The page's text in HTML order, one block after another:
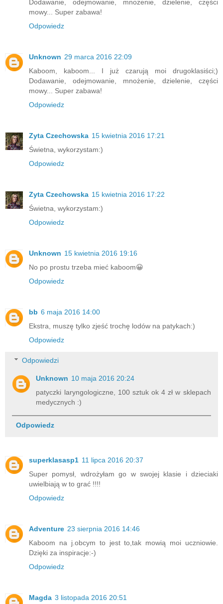
Dodawanie, odejmowanie, mnożenie, dzielenie, części
mowy... Super zabawa!
Odpowiedz
Unknown 29 marca 2016 22:09
Kaboom, kaboom... I już czarują moi drugoklasiści;)
Dodawanie, odejmowanie, mnożenie, dzielenie, części
mowy... Super zabawa!
Odpowiedz
Zyta Czechowska 15 kwietnia 2016 17:21
Świetna, wykorzystam:)
Odpowiedz
Zyta Czechowska 15 kwietnia 2016 17:22
Świetna, wykorzystam:)
Odpowiedz
Unknown 15 kwietnia 2016 19:16
No po prostu trzeba mieć kaboom😀
Odpowiedz
bb 6 maja 2016 14:00
Ekstra, muszę tylko zjeść trochę lodów na patykach:)
Odpowiedz
Odpowiedzi
Unknown 10 maja 2016 20:24
patyczki laryngologiczne, 100 sztuk ok 4 zł w sklepach
medycznych :)
Odpowiedz
superklasasp1 11 lipca 2016 20:37
Super pomysł, wdrożyłam go w swojej klasie i dzieciaki
uwielbiają w to grać !!!!
Odpowiedz
Adventure 23 sierpnia 2016 14:46
Kaboom na j.obcym to jest to,tak mowią moi uczniowie.
Dzięki za inspiracje:-)
Odpowiedz
Magda 3 listopada 2016 20:51